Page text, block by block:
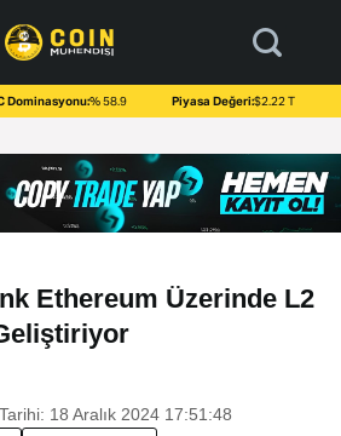
Dominasyonu:% 58.9 Piyasa Değeri:$2.22 T
Ethereum Üzerinde L2
18 Aralık 2024 17:51:48